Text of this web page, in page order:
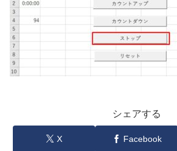
シェアする
X Facebook